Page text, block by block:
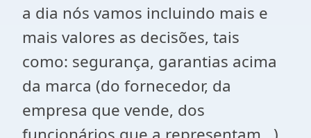
a dia nós vamos incluindo mais e
mais valores as decisões, tais
como: segurança, garantias acima
da marca (do fornecedor, da
empresa que vende, dos